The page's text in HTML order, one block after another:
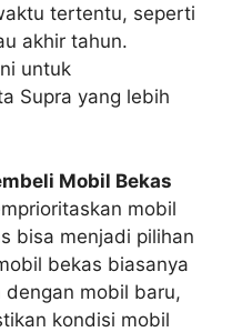
tertentu, seperti
akhir tahun.
untuk
Supra yang lebih
Mobil Bekas
mobil
bisa menjadi pilihan
bekas biasanya
mobil baru,
kondisi mobil